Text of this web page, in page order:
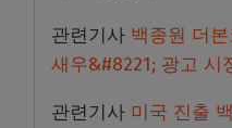
관련기사 백종원 더
새우&#8221; 광고 시
관련기사 미국 진출